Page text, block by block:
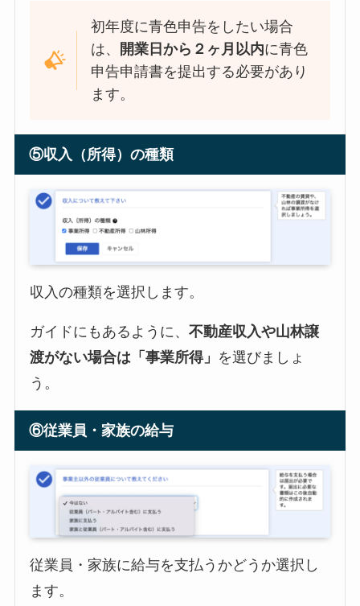
初年度に青色申告をしたい場合
は、
開業日から２ヶ月以内に青色
申告申請書を提出する必要があり
ます。
⑤収入（所得）の種類
収入の種類を選択します。
ガイドにもあるように、 不動産収入や山林譲
渡がない場合は「事業所得」 を選びましょ
う。
⑥従業員・家族の給与
従業員・家族に給与を支払うかどうか選択し
ます。